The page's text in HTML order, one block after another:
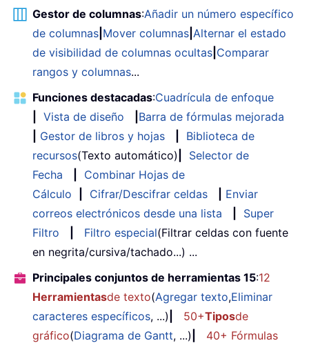
Gestor de columnas:Añadir un número específico
de columnas Mover columnas Alternar el estado
de visibilidad de columnas ocultas Comparar
rangos y columnas...
Funciones destacadas:Cuadrícula de enfoque
Vista de diseño
Barra de fórmulas mejorada
Gestor de libros y hojas
Biblioteca de
recursos(Texto automático)
Selector de
Fecha
Combinar Hojas de
Cálculo
Cifrar/Descifrar celdas
Enviar
correos electrónicos desde una lista
Super
Filtro
Filtro especial(Filtrar celdas con fuente
en negrita/cursiva/tachado...) ...
Principales conjuntos de herramientas 15:12
Herramientasde texto(Agregar texto,Eliminar
caracteres específicos, ...) 50+Tiposde
gráfico(Diagrama de Gantt, ...)
40+ Fórmulas